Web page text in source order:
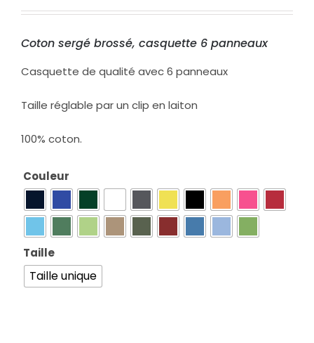
Coton sergé brossé, casquette 6 panneaux
Casquette de qualité avec 6 panneaux
Taille réglable par un clip en laiton
100% coton.
Couleur
Taille
Taille unique